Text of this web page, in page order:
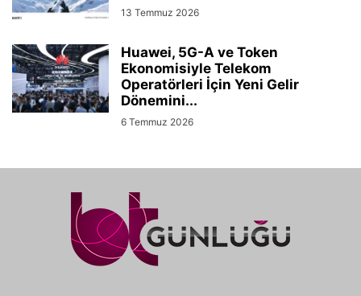
13 Temmuz 2026
Huawei, 5G-A ve Token
Ekonomisiyle Telekom
Operatörleri İçin Yeni Gelir
Dönemini...
6 Temmuz 2026